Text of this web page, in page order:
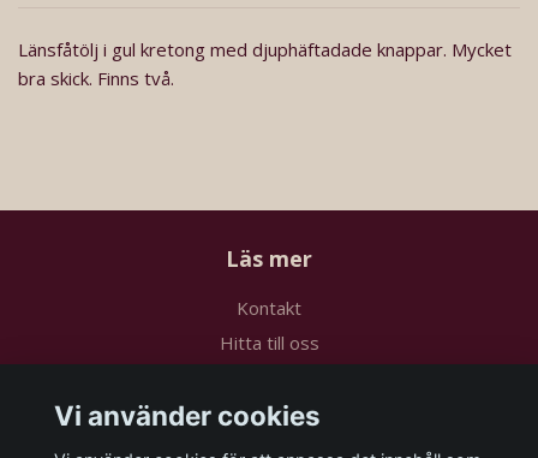
Länsfåtölj i gul kretong med djuphäftadade knappar. Mycket
bra skick. Finns två.
Läs mer
Kontakt
Hitta till oss
Vi använder cookies